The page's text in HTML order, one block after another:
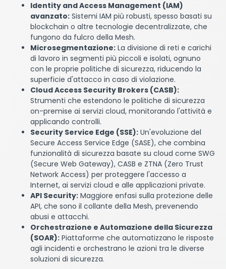
Identity and Access Management (IAM)
avanzato: Sistemi IAM più robusti, spesso basati su
blockchain o altre tecnologie decentralizzate, che
fungono da fulcro della Mesh.
Microsegmentazione: La divisione di reti e carichi
di lavoro in segmenti più piccoli e isolati, ognuno
con le proprie politiche di sicurezza, riducendo la
superficie d'attacco in caso di violazione.
Cloud Access Security Brokers (CASB):
Strumenti che estendono le politiche di sicurezza
on-premise ai servizi cloud, monitorando l'attività e
applicando controlli.
Security Service Edge (SSE): Un'evoluzione del
Secure Access Service Edge (SASE), che combina
funzionalità di sicurezza basate su cloud come SWG
(Secure Web Gateway), CASB e ZTNA (Zero Trust
Network Access) per proteggere l'accesso a
Internet, ai servizi cloud e alle applicazioni private.
API Security: Maggiore enfasi sulla protezione delle
API, che sono il collante della Mesh, prevenendo
abusi e attacchi.
Orchestrazione e Automazione della Sicurezza
(SOAR): Piattaforme che automatizzano le risposte
agli incidenti e orchestrano le azioni tra le diverse
soluzioni di sicurezza.